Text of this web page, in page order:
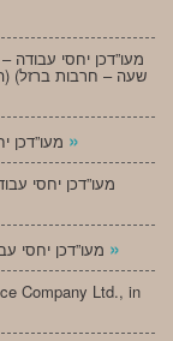
»
»
Company Ltd., in